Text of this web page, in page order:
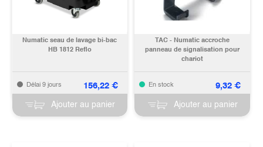
Numatic seau de lavage bi-bac
HB 1812 Reflo
Délai 9 jours 156,22€
Ajouter au panier
TAC - Numatic accroche
panneau de signalisation pour
chariot
En stock 9,32€
Ajouter au panier